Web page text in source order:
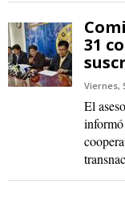
31
Viernes,
El
informó